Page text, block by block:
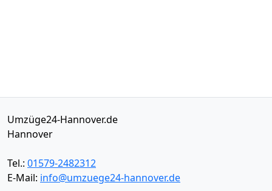
Umzüge24-Hannover.de
Hannover
Tel.: 01579-2482312
E-Mail: info@umzuege24-hannover.de